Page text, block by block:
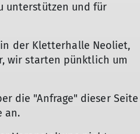
unterstützen und für
der Kletterhalle Neoliet,
wir starten pünktlich um
die "Anfrage" dieser Seite
an.